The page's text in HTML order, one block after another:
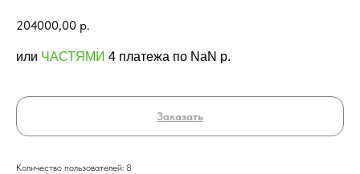
204000,00 р.
или ЧАСТЯМИ 4 платежа по NaN p.
Заказать
Количество пользователей: 8